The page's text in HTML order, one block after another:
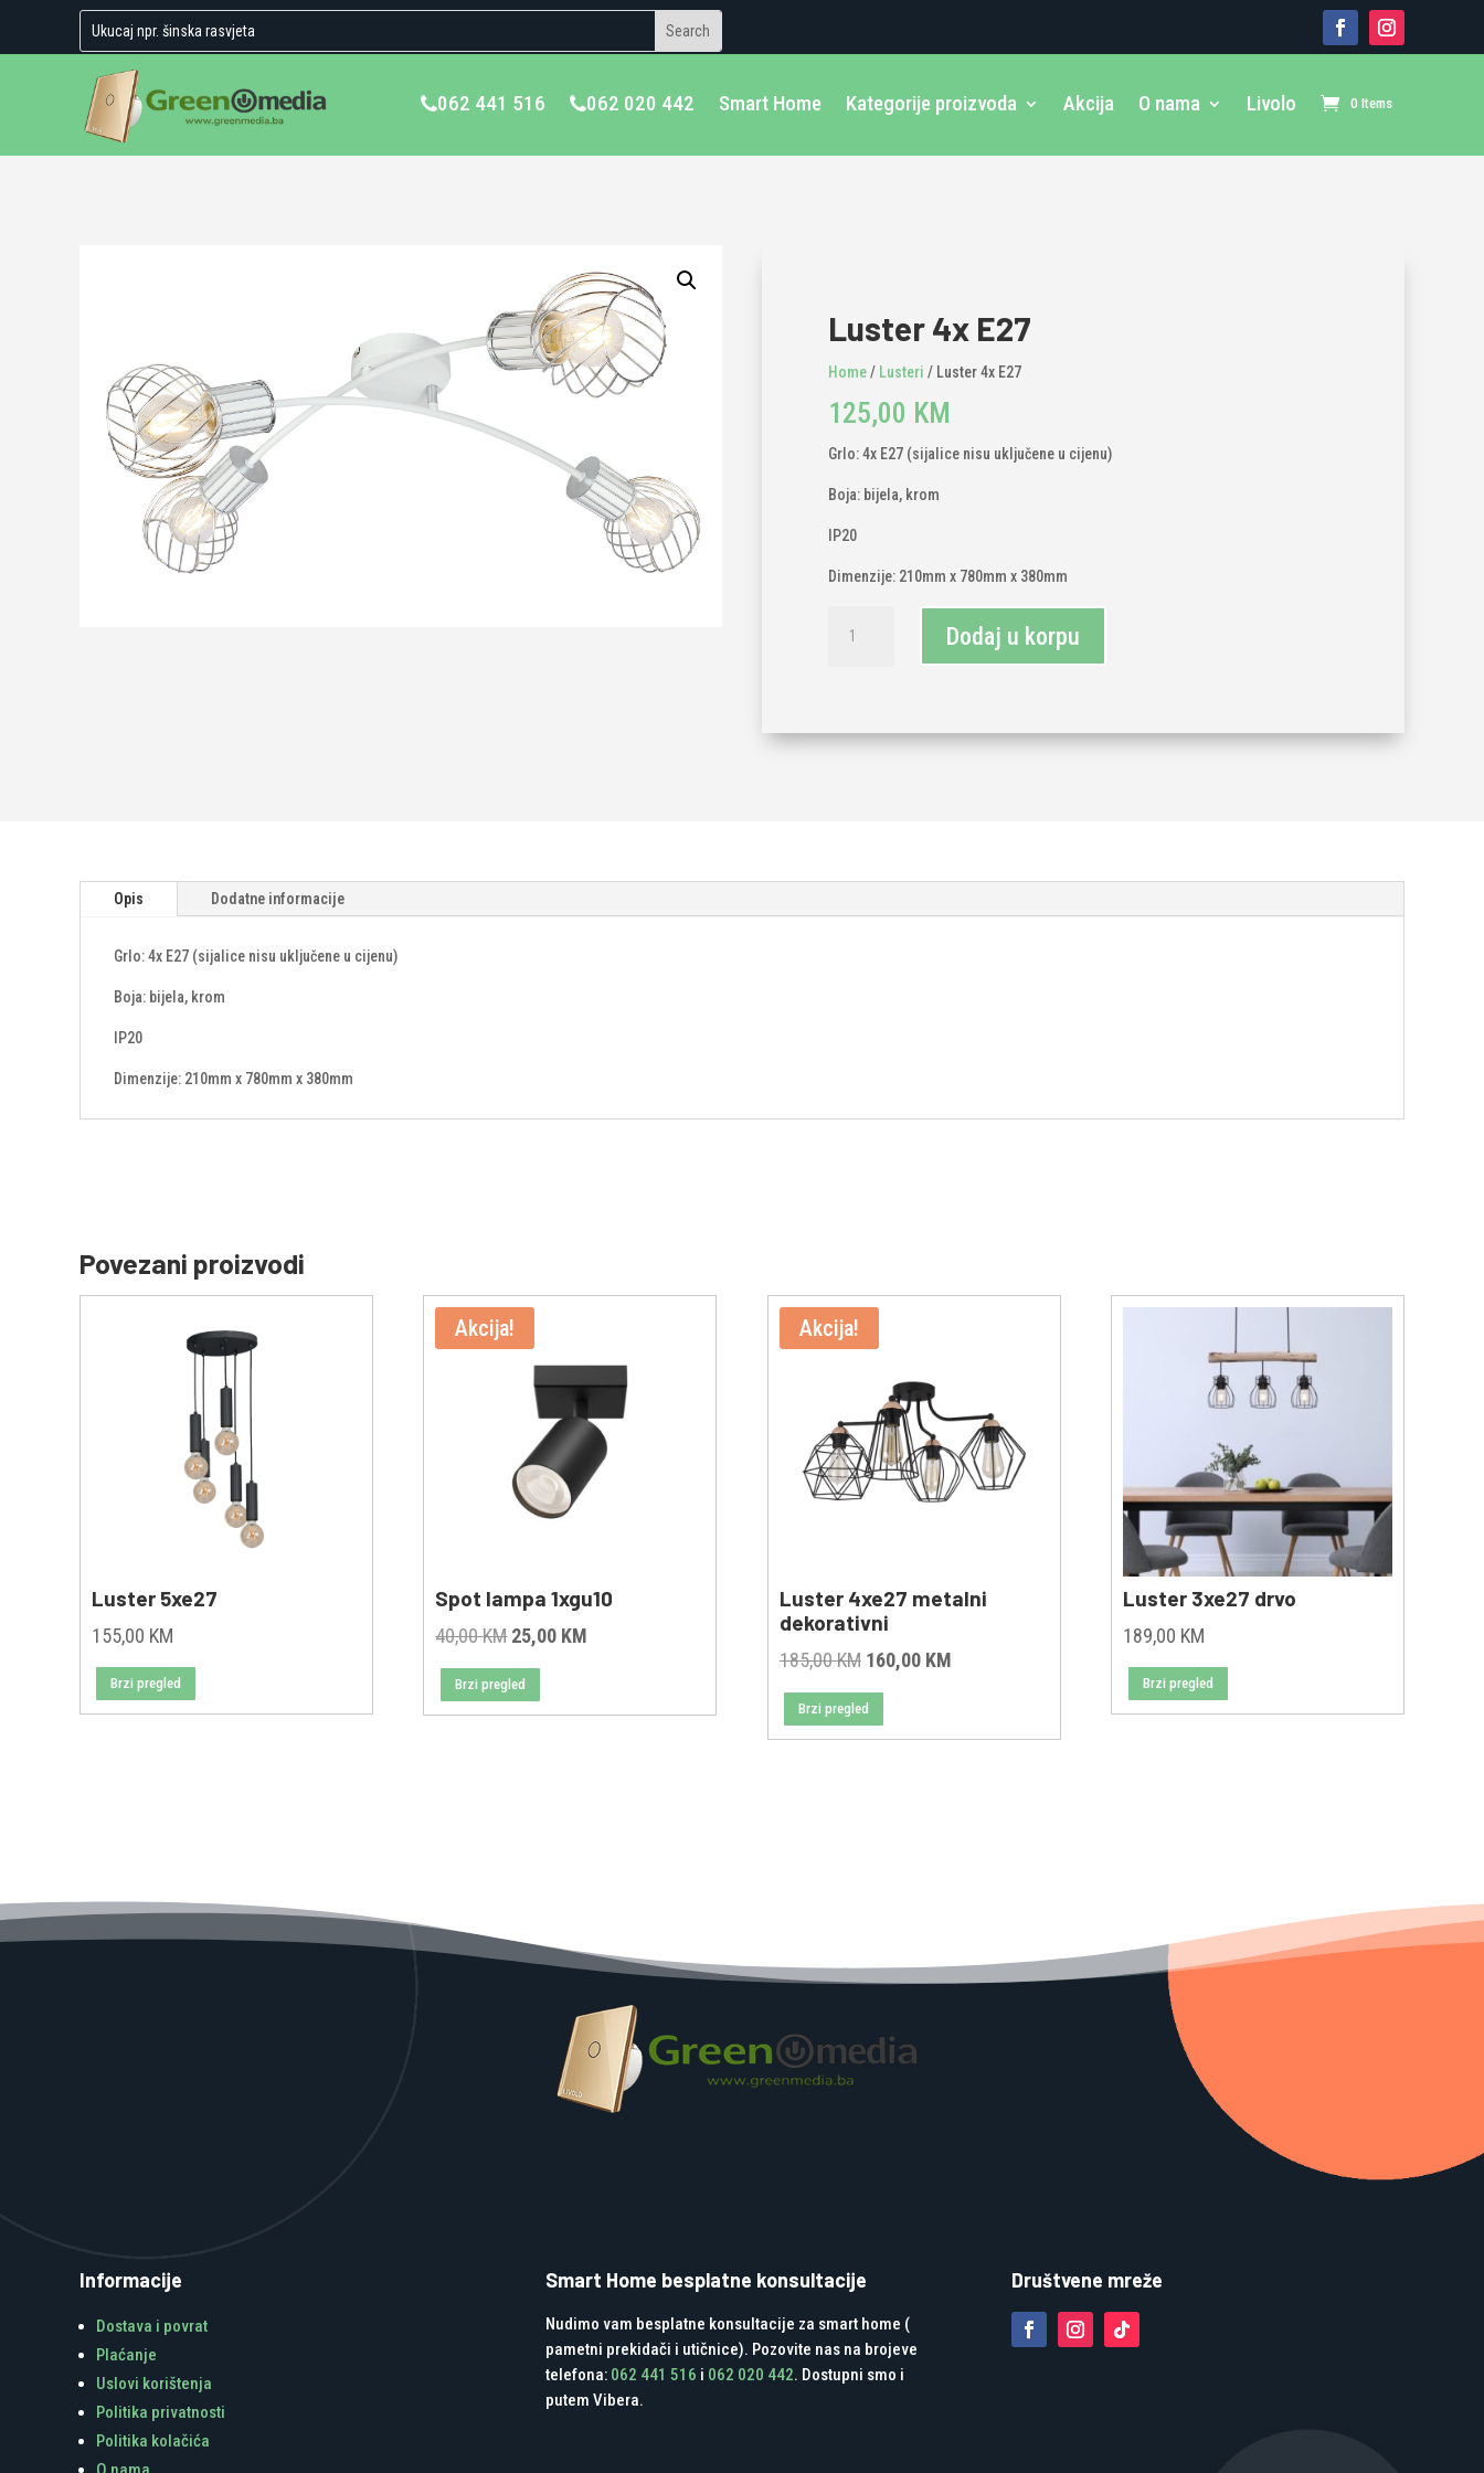
062 441 516 062 020 442 Smart Home Kategorije proizvoda Akcija O nama Livolo 0 Items
Luster 4x E27
Home/ Lusteri / Luster 4x E27
125,00 KM
Grlo: 4x E27 (sijalice nisu uključene u cijenu)
Boja: bijela, krom
IP20
Dimenzije: 210mm x 780mm x 380mm
Dodaj u korpu
Opis Dodatne informacije
Grlo: 4x E27 (sijalice nisu uključene u cijenu)
Boja: bijela, krom
IP20
Dimenzije: 210mm x 780mm x 380mm
Povezani proizvodi
Luster 5xe27
155,00 KM
Brzi pregled
Akcija!
Spot lampa 1xgu10
40,00KM Original
price
was:
40,00 KM.
25,00 KM
25,00 KM.
Brzi pregled
Akcija!
Luster 4xe27 metalni
dekorativni
185,00KM Original
price
was:
185,00 KM.
160,00 KMCurrent
160,00 KM.
Brzi pregled
Luster 3xe27 drvo
189,00 KM
Brzi pregled
Informacije
Dostava i povrat
Plaćanje
Uslovi korištenja
Politika privatnosti
Politika kolačića
Smart Home besplatne konsultacije
Nudimo vam besplatne konsultacije za smart home (
pametni prekidači i utičnice). Pozovite nas na brojeve
telefona: 062 441 516 i 062 020 442. Dostupni smo i
putem Vibera.
Društvene mreže